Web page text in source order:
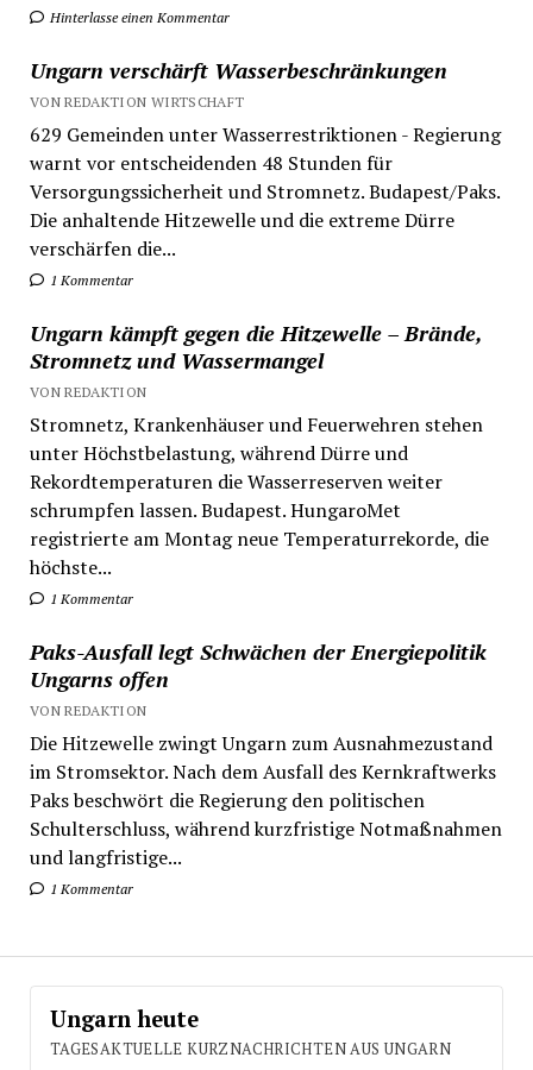
Hinterlasse einen Kommentar
Ungarn verschärft Wasserbeschränkungen
VON REDAKTION WIRTSCHAFT
629 Gemeinden unter Wasserrestriktionen - Regierung
warnt vor entscheidenden 48 Stunden für
Versorgungssicherheit und Stromnetz. Budapest/Paks.
Die anhaltende Hitzewelle und die extreme Dürre
verschärfen die...
1 Kommentar
Ungarn kämpft gegen die Hitzewelle – Brände,
Stromnetz und Wassermangel
VON REDAKTION
Stromnetz, Krankenhäuser und Feuerwehren stehen
unter Höchstbelastung, während Dürre und
Rekordtemperaturen die Wasserreserven weiter
schrumpfen lassen. Budapest. HungaroMet
registrierte am Montag neue Temperaturrekorde, die
höchste...
1 Kommentar
Paks-Ausfall legt Schwächen der Energiepolitik
Ungarns offen
VON REDAKTION
Die Hitzewelle zwingt Ungarn zum Ausnahmezustand
im Stromsektor. Nach dem Ausfall des Kernkraftwerks
Paks beschwört die Regierung den politischen
Schulterschluss, während kurzfristige Notmaßnahmen
und langfristige...
1 Kommentar
Ungarn heute
TAGESAKTUELLE KURZNACHRICHTEN AUS UNGARN